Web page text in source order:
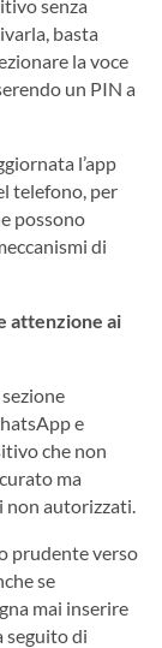
senza
basta
la voce
un PIN a
l’app
telefono, per
possono
di
attenzione ai
e
che non
ma
non autorizzati.
prudente verso
se
mai inserire
seguito di